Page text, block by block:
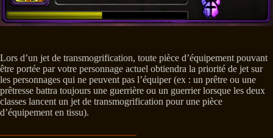
Lors d’un jet de transmogrification, toute pièce d’équipement pouvant
être portée par votre personnage actuel obtiendra la priorité de jet sur
les personnages qui ne peuvent pas l’équiper (ex : un prêtre ou une
prêtresse battra toujours une guerrière ou un guerrier lorsque les deux
classes lancent un jet de transmogrification pour une pièce
d’équipement en tissu).